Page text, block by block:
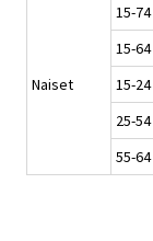
Naiset
15-74
15-64
15-24
25-54
55-64